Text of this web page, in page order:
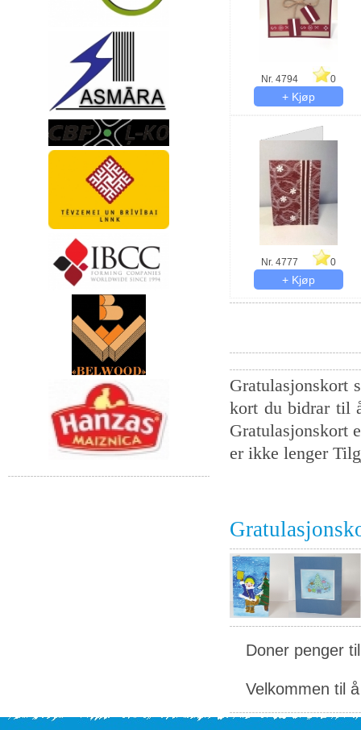
Nr. 4794 0
Nr. 4777 0
Gratulasjonskort
kort du bidrar til
Gratulasjonskort
er ikke lenger
Doner penger
Velkommen til